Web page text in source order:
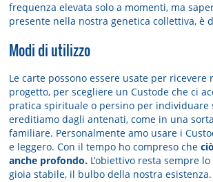
frequenza elevata solo a momenti, ma
presente nella nostra genetica collettiva, è
Modi di utilizzo
Le carte possono essere usate per ricevere
progetto, per scegliere un Custode che ci
pratica spirituale o persino per individuare
ereditiamo dagli antenati, come in una
familiare. Personalmente amo usare i
e leggero. Con il tempo ho compreso che
anche profondo. L’obiettivo resta sempre
gioia stabile, il bulbo della nostra esistenza.